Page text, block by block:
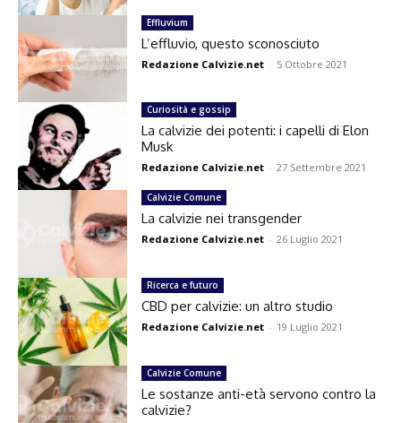
Effluvium
L’effluvio, questo sconosciuto
Redazione Calvizie.net - 5 Ottobre 2021
Curiosità e gossip
La calvizie dei potenti: i capelli di Elon
Musk
Redazione Calvizie.net - 27 Settembre 2021
Calvizie Comune
La calvizie nei transgender
Redazione Calvizie.net - 26 Luglio 2021
Ricerca e futuro
CBD per calvizie: un altro studio
Redazione Calvizie.net - 19 Luglio 2021
Calvizie Comune
Le sostanze anti-età servono contro la
calvizie?